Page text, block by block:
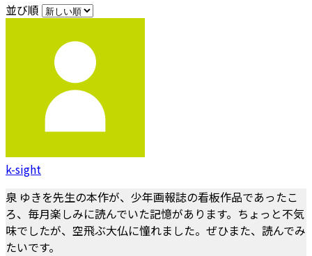
並び順
k-sight
泉 ゆきを先生の本作が、少年画報誌の看板作品であったこ
ろ、毎月楽しみに読んでいた記憶があります。ちょっと不気
味でしたが、空飛ぶ大仏に憧れました。ぜひまた、読んでみ
たいです。